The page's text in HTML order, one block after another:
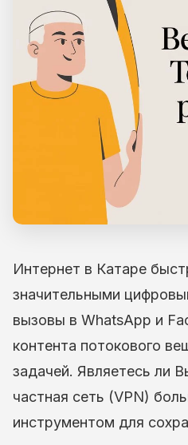
Интернет в Катаре
значительными
вызовы в WhatsApp и
контента потокового
задачей. Являетесь ли
частная сеть (VPN)
инструментом для